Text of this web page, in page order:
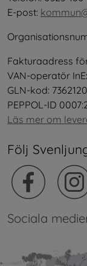
E-post:
Fakturaadress
VAN-operatör
GLN-kod:
PEPPOL-ID
Läs mer om
Följ
Sociala